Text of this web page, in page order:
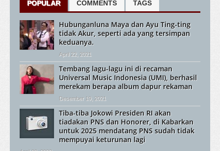
POPULAR COMMENTS TAGS
Hubunganluna Maya dan Ayu Ting-ting
tidak Akur, seperti ada yang tersimpan
keduanya.
April 22, 2021
Tembang lagu-lagu ini di recaman
Universal Music Indonesia (UMI), berhasil
merekam berapa album dapur rekaman
Desember 19, 2021
Tiba-tiba Jokowi Presiden RI akan
tiadakan PNS dan Honorer, di Kabarkan
untuk 2025 mendatang PNS sudah tidak
mempuyai keturunan lagi